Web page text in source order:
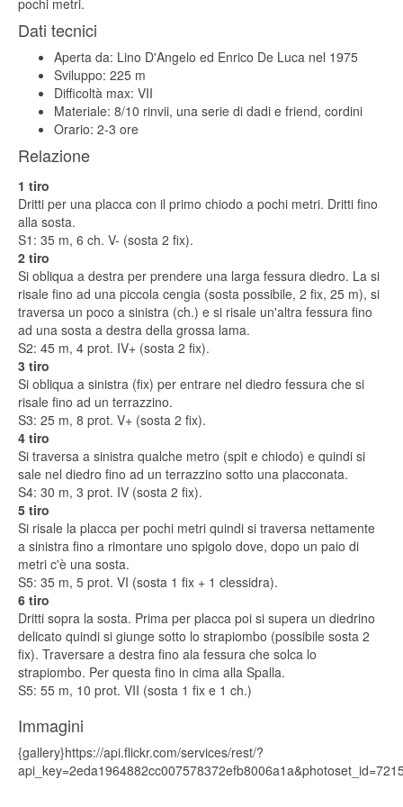
pochi metri.
Dati tecnici
Aperta da: Lino D'Angelo ed Enrico De Luca nel 1975
Sviluppo: 225 m
Difficoltà max: VII
Materiale: 8/10 rinvii, una serie di dadi e friend, cordini
Orario: 2-3 ore
Relazione
1 tiro
Dritti per una placca con il primo chiodo a pochi metri. Dritti fino
alla sosta.
S1: 35 m, 6 ch. V- (sosta 2 fix).
2 tiro
Si obliqua a destra per prendere una larga fessura diedro. La si
risale fino ad una piccola cengia (sosta possibile, 2 fix, 25 m), si
traversa un poco a sinistra (ch.) e si risale un'altra fessura fino
ad una sosta a destra della grossa lama.
S2: 45 m, 4 prot. IV+ (sosta 2 fix).
3 tiro
Si obliqua a sinistra (fix) per entrare nel diedro fessura che si
risale fino ad un terrazzino.
S3: 25 m, 8 prot. V+ (sosta 2 fix).
4 tiro
Si traversa a sinistra qualche metro (spit e chiodo) e quindi si
sale nel diedro fino ad un terrazzino sotto una placconata.
S4: 30 m, 3 prot. IV (sosta 2 fix).
5 tiro
Si risale la placca per pochi metri quindi si traversa nettamente
a sinistra fino a rimontare uno spigolo dove, dopo un paio di
metri c'è una sosta.
S5: 35 m, 5 prot. VI (sosta 1 fix + 1 clessidra).
6 tiro
Dritti sopra la sosta. Prima per placca poi si supera un diedrino
delicato quindi si giunge sotto lo strapiombo (possibile sosta 2
fix). Traversare a destra fino ala fessura che solca lo
strapiombo. Per questa fino in cima alla Spalla.
S5: 55 m, 10 prot. VII (sosta 1 fix e 1 ch.)
Immagini
{gallery}https://api.flickr.com/services/rest/?